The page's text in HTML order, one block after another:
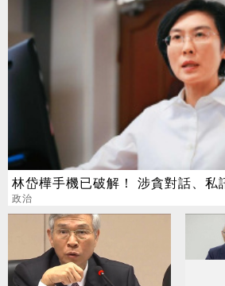
林岱樺手機已破解！ 涉貪對話、私
政治